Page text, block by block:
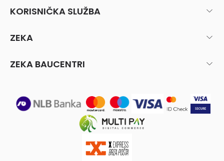
KORISNIČKA SLUŽBA
ZEKA
ZEKA BAUCENTRI